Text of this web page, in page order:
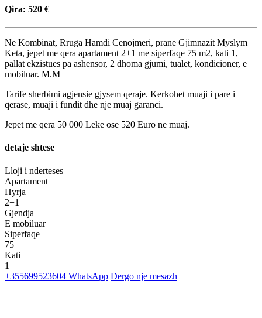
Qira: 520 €
Ne Kombinat, Rruga Hamdi Cenojmeri, prane Gjimnazit Myslym
Keta, jepet me qera apartament 2+1 me siperfaqe 75 m2, kati 1,
pallat ekzistues pa ashensor, 2 dhoma gjumi, tualet, kondicioner, e
mobiluar. M.M
Tarife sherbimi agjensie gjysem qeraje. Kerkohet muaji i pare i
qerase, muaji i fundit dhe nje muaj garanci.
Jepet me qera 50 000 Leke ose 520 Euro ne muaj.
detaje shtese
Lloji i nderteses
Apartament
Hyrja
2+1
Gjendja
E mobiluar
Siperfaqe
75
Kati
1
+355699523604 WhatsApp Dergo nje mesazh